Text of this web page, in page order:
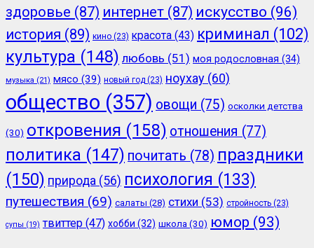
здоровье (87) интернет (87) искусство (96)
история (89) кино (23) красота (43) криминал (102)
культура (148) любовь (51) моя родословная (34)
музыка (21) мясо (39) новый год (23) ноухау (60)
общество (357) овощи (75) осколки детства
(30) откровения (158) отношения (77)
политика (147) почитать (78) праздники
(150) природа (56) психология (133)
путешествия (69) салаты (28) стихи (53) стройность (23)
супы (19) твиттер (47) хобби (32) школа (30) юмор (93)